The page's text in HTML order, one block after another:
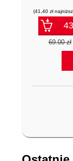
(41,40 zł
69.00 zł